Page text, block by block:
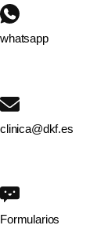
whatsapp
clinica@dkf.es
Formularios